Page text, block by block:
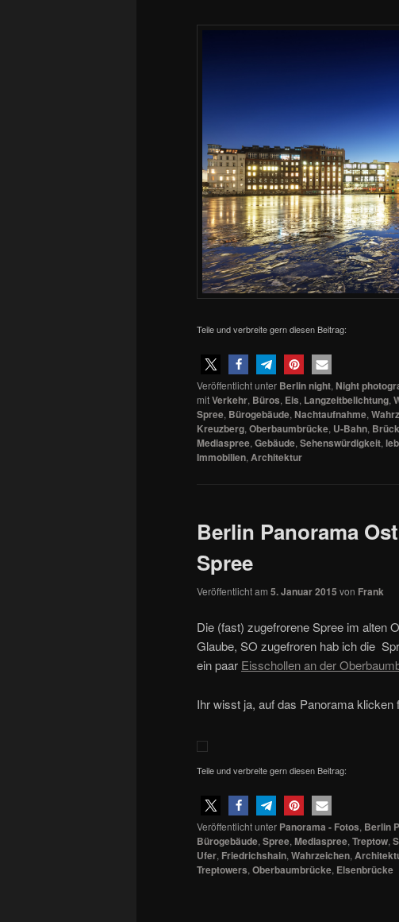
Teile und verbreite gern diesen Beitrag:
Veröffentlicht unter Berlin night, Night
mitVerkehr, Büros, Eis, Langzeitbelichtung,
Spree, Bürogebäude, Nachtaufnahme,
Kreuzberg, Oberbaumbrücke, U-Bahn,
Mediaspree, Gebäude, Sehenswürdigkeit,
Immobilien, Architektur
Berlin Panorama
Spree
Veröffentlicht am 5. Januar 2015 von Frank
Die (fast) zugefrorene Spree im alten
Glaube, SO zugefroren hab ich die
ein paar Eisschollen an der
Ihr wisst ja, auf das Panorama
Teile und verbreite gern diesen Beitrag:
Veröffentlicht unter Panorama - Fotos, Berlin
Bürogebäude, Spree, Mediaspree, Treptow,
Ufer, Friedrichshain, Wahrzeichen,
Treptowers, Oberbaumbrücke, Elsenbrücke